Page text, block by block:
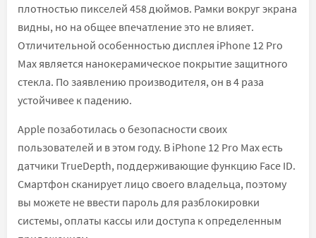
плотностью пикселей 458 дюймов. Рамки вокруг экрана
видны, но на общее впечатление это не влияет.
Отличительной особенностью дисплея iPhone 12 Pro
Max является нанокерамическое покрытие защитного
стекла. По заявлению производителя, он в 4 раза
устойчивее к падению.
Apple позаботилась о безопасности своих
пользователей и в этом году. В iPhone 12 Pro Max есть
датчики TrueDepth, поддерживающие функцию Face ID.
Смартфон сканирует лицо своего владельца, поэтому
вы можете не ввести пароль для разблокировки
системы, оплаты кассы или доступа к определенным